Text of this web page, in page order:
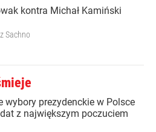
kontra Michał Kamiński
Sachno
wybory prezydenckie w Polsce
z największym poczuciem